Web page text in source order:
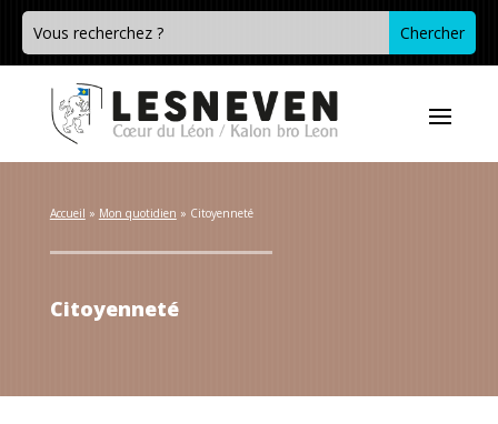
Accueil » Mon quotidien » Citoyenneté
Citoyenneté